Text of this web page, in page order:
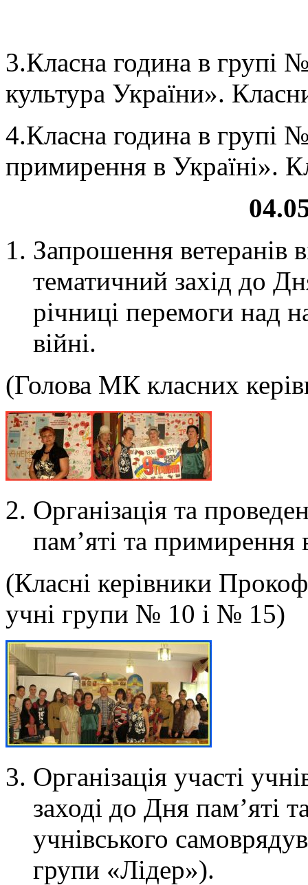
3.Класна година в групі
культура України».
4.Класна година в групі
примирення в Україні».
Запрошення ветеранів
тематичний захід до
річниці перемоги над
війні.
(Голова МК класних
Організація та
пам’яті та примирення
(Класні керівники
учні групи № 10 і № 15)
Організація участі
заході до Дня пам’яті
учнівського
групи «Лідер»).